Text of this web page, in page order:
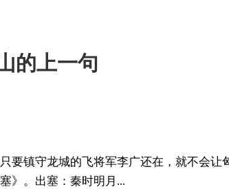
的上一句
要镇守龙城的飞将军李广还在，就不会让
》。出塞：秦时明月...